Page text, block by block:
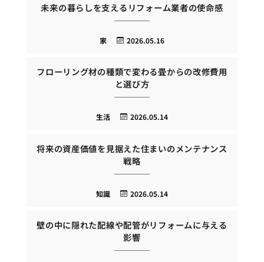
未来の暮らしを支えるリフォーム業者の使命感
2026.05.16
家
フローリング材の種類で変わる畳からの改修費用
と選び方
2026.05.14
生活
将来の資産価値を見据えた住まいのメンテナンス
戦略
2026.05.14
知識
壁の中に隠れた配線や配管がリフォームに与える
影響